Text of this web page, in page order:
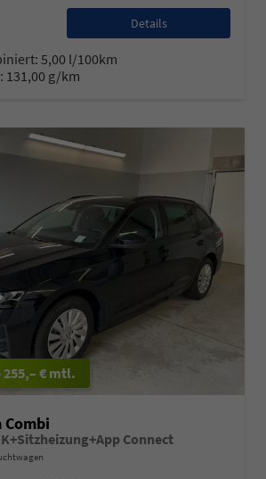
Details
5,00 l/100km
131,00 g/km
255,– € mtl.
Combi
Connect